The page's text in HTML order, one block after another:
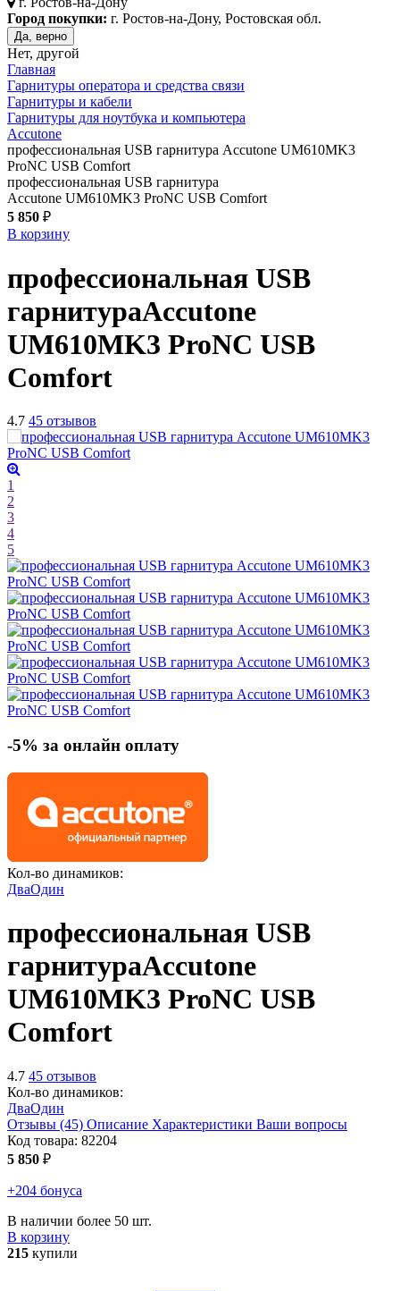
Город покупки: г. Ростов-на-Дону, Ростовская обл.
Да, верно
Нет, другой
Главная
Гарнитуры оператора и средства связи
Гарнитуры и кабели
Гарнитуры для ноутбука и компьютера
Accutone
профессиональная USB гарнитура Accutone UM610MK3
ProNC USB Comfort
профессиональная USB гарнитура
Accutone UM610MK3 ProNC USB Comfort
5 850 ₽
В корзину
профессиональная USB
гарнитураAccutone
UM610MK3 ProNC USB
Comfort
4.7 45 отзывов
1
2
3
4
5
-5% за онлайн оплату
Кол-во динамиков:
ДваОдин
профессиональная USB
гарнитураAccutone
UM610MK3 ProNC USB
Comfort
4.7 45 отзывов
Кол-во динамиков:
ДваОдин
Отзывы (45) Описание Характеристики Ваши вопросы
Код товара: 82204
5 850 ₽
+204 бонуса
В наличии более 50 шт.
В корзину
215 купили